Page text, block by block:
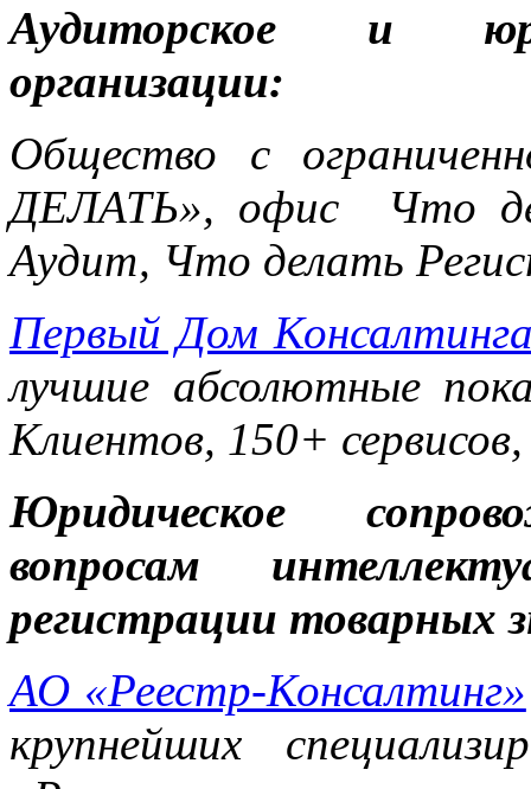
Аудиторское и
организации:
Общество с
ДЕЛАТЬ», офис Что
Аудит, Что делать
Первый Дом
лучшие абсолютные
Клиентов, 150+
Юридическое
вопросам
регистрации товарных
АО «Реестр-Консалтинг»
крупнейших